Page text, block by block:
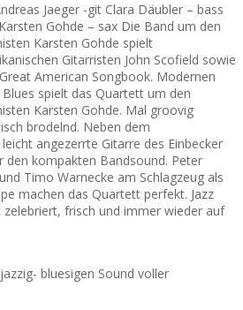
Jaeger -git Clara Däubler – bass
Gohde – sax Die Band um den
Karsten Gohde spielt
Gitarristen John Scofield sowie
American Songbook. Modernen
spielt das Quartett um den
Karsten Gohde. Mal groovig
brodelnd. Neben dem
angezerrte Gitarre des Einbecker
den kompakten Bandsound. Peter
Timo Warnecke am Schlagzeug als
machen das Quartett perfekt. Jazz
frisch und immer wieder auf
bluesigen Sound voller